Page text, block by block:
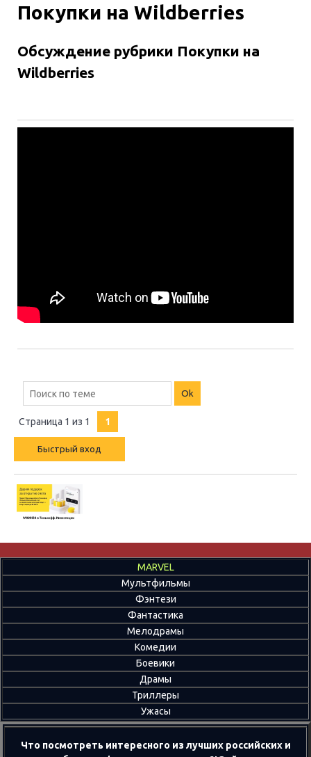
Покупки на Wildberries
Обсуждение рубрики Покупки на
Wildberries
Страница 1 из 1 1
MARVEL
Мультфильмы
Фэнтези
Фантастика
Мелодрамы
Комедии
Боевики
Драмы
Триллеры
Ужасы
Что посмотреть интересного из лучших российских и